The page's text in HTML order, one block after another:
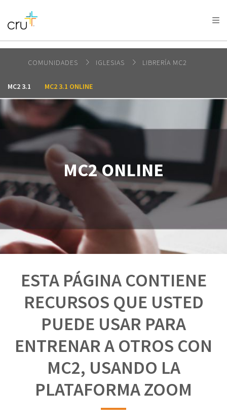
AFRICA
AMERICA / CARIBBEAN
OCEANIA
COMUNIDADES IGLESIAS LIBRERÍA MC2
MC2 3.1 MC2 3.1 ONLINE
MC2 ONLINE
ESTA PÁGINA CONTIENE
RECURSOS QUE USTED
PUEDE USAR PARA
ENTRENAR A OTROS CON
MC2, USANDO LA
PLATAFORMA ZOOM